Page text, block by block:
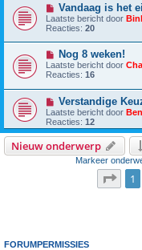
Vandaag is het
Laatste bericht door
Reacties: 20
Nog 8 weken!
Laatste bericht door
Reacties: 16
Verstandige
Laatste bericht door
Reacties: 12
Nieuw onderwerp
Markeer
1
FORUMPERMISSIES